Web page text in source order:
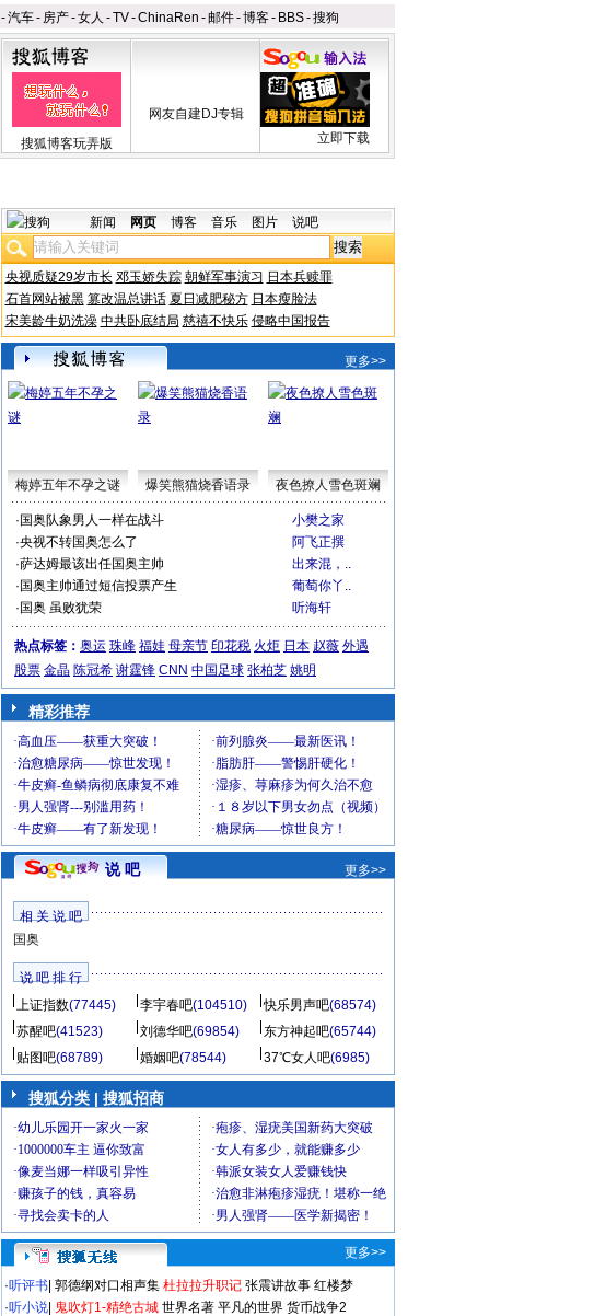
-汽车- 房产-女人 -TV-ChinaRen -邮件-博客- BBS-搜狗
搜狐博客玩弄版
网友自建DJ专辑
立即下载
新闻 网页 博客 音乐 图片 说吧
央视质疑29岁市长 邓玉娇失踪 朝鲜军事演习 日本兵赎罪
石首网站被黑 篡改温总讲话 夏日减肥秘方 日本瘦脸法
宋美龄牛奶洗澡 中共卧底结局 慈禧不快乐 侵略中国报告
更多>>
梅婷五年不孕之谜 爆笑熊猫烧香语录 夜色撩人雪色斑斓
· 国奥队象男人一样在战斗
小樊之家
·央视不转国奥怎么了
阿飞正撰
·萨达姆最该出任国奥主帅
出来混，..
· 国奥主帅通过短信投票产生
葡萄你丫..
· 国奥 虽败犹荣 听海轩
热点标签： 奥运 珠峰 福娃 母亲节 印花税 火炬 日本 赵薇 外遇
股票 金晶 陈冠希 谢霆锋 CNN 中国足球 张柏芝 姚明
精彩推荐
说 吧 更多>>
相 关 说 吧
国奥
说 吧 排 行
上证指数(77445) 李宇春吧(104510) 快乐男声吧(68574)
苏醒吧(41523) 刘德华吧(69854) 东方神起吧(65744)
贴图吧(68789) 婚姻吧(78544) 37℃女人吧(6985)
搜狐分类 | 搜狐招商
更多>>
·听评书 郭德纲对口相声集 杜拉拉升职记 张震讲故事 红楼梦
·听小说 鬼吹灯1-精绝古城 世界名著 平凡的世界 货币战争2